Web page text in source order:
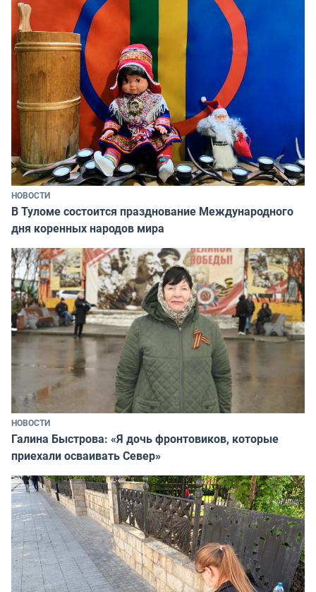
НОВОСТИ
В Туломе состоится празднование Международного
дня коренных народов мира
НОВОСТИ
Галина Быстрова: «Я дочь фронтовиков, которые
приехали осваивать Север»